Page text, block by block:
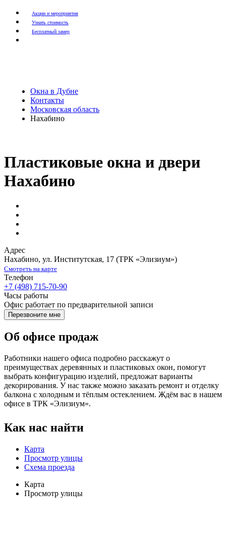
Акции и мероприятия
Узнать стоимость
Бесплатный замер
Окна в Дубне
Контакты
Московская область
Нахабино
Пластиковые окна и двери
Нахабино
Адрес
Нахабино, ул. Институтская, 17 (ТРК «Элизиум»)
Смотреть на карте
Телефон
+7 (498) 715-70-90
Часы работы
Офис работает по предварительной записи
Перезвоните мне
Об офисе продаж
Работники нашего офиса подробно расскажут о
преимуществах деревянных и пластиковых окон, помогут
выбрать конфигурацию изделий, предложат варианты
декорирования. У нас также можно заказать ремонт и отделку
балкона с холодным и тёплым остеклением. Ждём вас в нашем
офисе в ТРК «Элизиум».
Как нас найти
Карта
Просмотр улицы
Схема проезда
Карта
Просмотр улицы